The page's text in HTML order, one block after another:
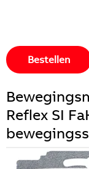
Bestellen
Reflex SI